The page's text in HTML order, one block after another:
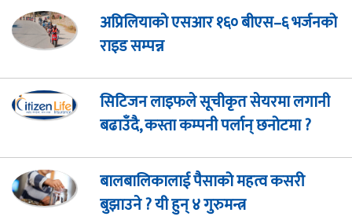
अप्रिलियाको एसआर १६० बीएस–६ भर्जनको
राइड सम्पन्न
सिटिजन लाइफले सूचीकृत सेयरमा लगानी
बढाउँदै, कस्ता कम्पनी पर्लान् छनोटमा ?
बालबालिकालाई पैसाको महत्व कसरी
बुझाउने ? यी हुन् ४ गुरुमन्त्र